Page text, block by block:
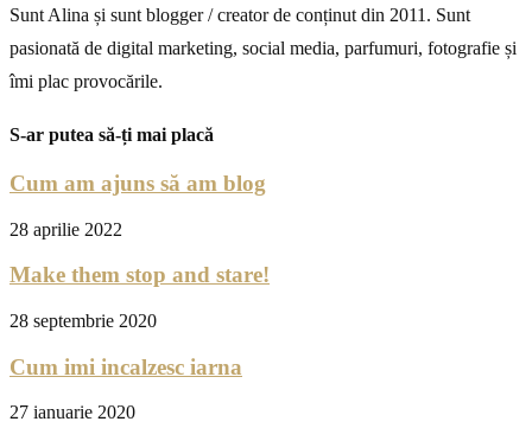
Sunt Alina și sunt blogger / creator de conținut din 2011. Sunt
pasionată de digital marketing, social media, parfumuri, fotografie și
îmi plac provocările.
S-ar putea să-ți mai placă
Cum am ajuns să am blog
28 aprilie 2022
Make them stop and stare!
28 septembrie 2020
Cum imi incalzesc iarna
27 ianuarie 2020